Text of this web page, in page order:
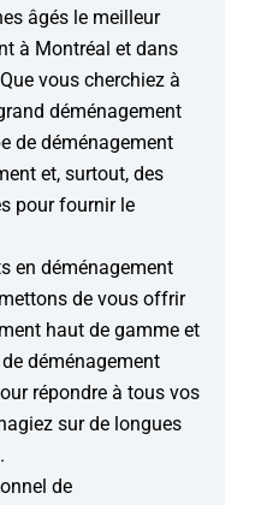
âgés le meilleur
à Montréal et dans
vous cherchiez à
déménagement
de déménagement
et, surtout, des
pour fournir le
en déménagement
de vous offrir
haut de gamme et
déménagement
répondre à tous vos
sur de longues
de